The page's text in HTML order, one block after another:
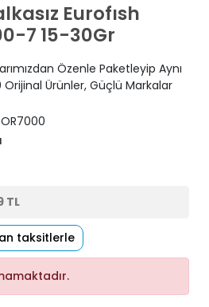
Eurofısh
7 15-30Gr
Özenle Paketleyip Aynı
Orijinal Ürünler, Güçlü Markalar
TL
taksitlerle